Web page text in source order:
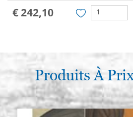
€ 242,10
Produits À